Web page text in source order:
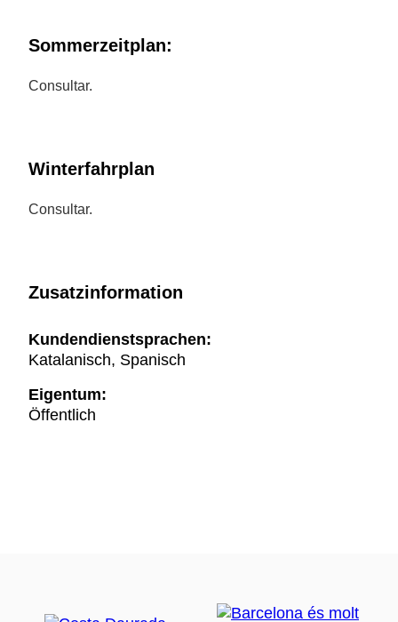
Sommerzeitplan:
Consultar.
Winterfahrplan
Consultar.
Zusatzinformation
Kundendienstsprachen:
Katalanisch, Spanisch
Eigentum:
Öffentlich